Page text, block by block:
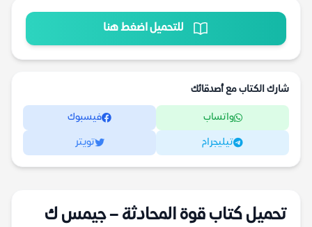
للتحميل اضغط هنا
شارك الكتاب مع أصدقائك
واتساب فيسبوك
تيليجرام تويتر
تحميل كتاب قوة المحادثة – جيمس ك